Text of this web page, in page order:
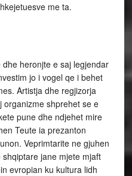
me ta.
heronjte e saj legjendar
jo i vogel qe i behet
Artistja dhe regjizorja
organizme shprehet se e
pune dhe ndjehet mire
Teute ia prezanton
Veprimtarite ne gjuhen
jane mjete mjaft
evropian ku kultura lidh